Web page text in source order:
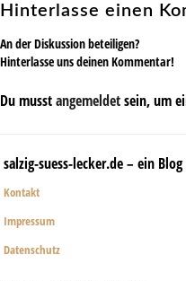
Hinterlasse einen
An der Diskussion beteiligen?
Hinterlasse uns deinen Kommentar!
Du musstangemeldetsein, um
salzig-suess-lecker.de – ein
Kontakt
Impressum
Datenschutz